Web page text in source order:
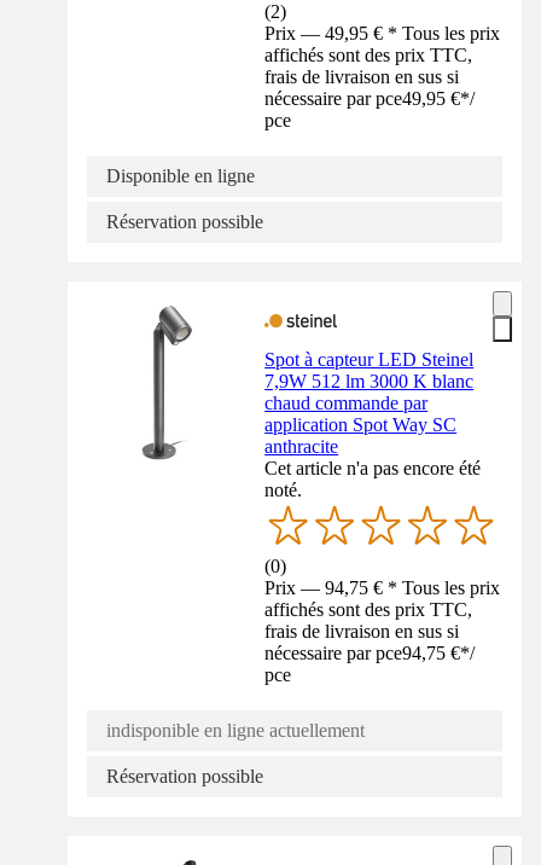
(2)
Prix — 49,95 € * Tous les prix
affichés sont des prix TTC,
frais de livraison en sus si
nécessaire par pce49,95 €*/
pce
Disponible en ligne
Réservation possible
Spot à capteur LED Steinel
7,9W 512 lm 3000 K blanc
chaud commande par
application Spot Way SC
anthracite
Cet article n'a pas encore été
noté.
(0)
Prix — 94,75 € * Tous les prix
affichés sont des prix TTC,
frais de livraison en sus si
nécessaire par pce94,75 €*/
pce
indisponible en ligne actuellement
Réservation possible